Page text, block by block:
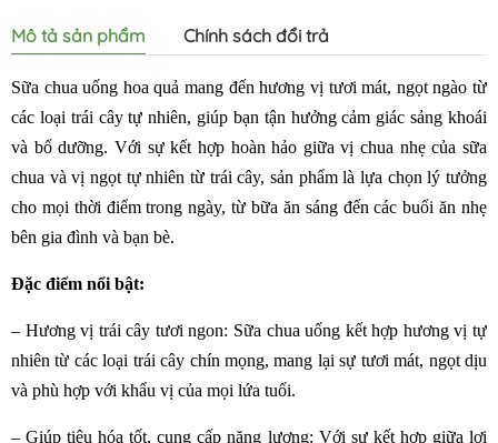
Mô tả sản phẩm Chính sách đổi trả
Sữa chua uống hoa quả mang đến hương vị tươi mát, ngọt ngào từ
các loại trái cây tự nhiên, giúp bạn tận hưởng cảm giác sảng khoái
và bổ dưỡng. Với sự kết hợp hoàn hảo giữa vị chua nhẹ của sữa
chua và vị ngọt tự nhiên từ trái cây, sản phẩm là lựa chọn lý tưởng
cho mọi thời điểm trong ngày, từ bữa ăn sáng đến các buổi ăn nhẹ
bên gia đình và bạn bè.
Đặc điểm nổi bật:
– Hương vị trái cây tươi ngon: Sữa chua uống kết hợp hương vị tự
nhiên từ các loại trái cây chín mọng, mang lại sự tươi mát, ngọt dịu
và phù hợp với khẩu vị của mọi lứa tuổi.
– Giúp tiêu hóa tốt, cung cấp năng lượng: Với sự kết hợp giữa lợi